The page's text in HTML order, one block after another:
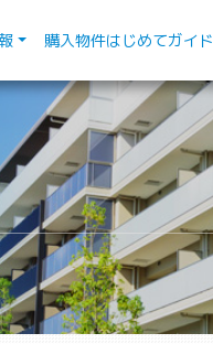
購入物件はじめてガイド